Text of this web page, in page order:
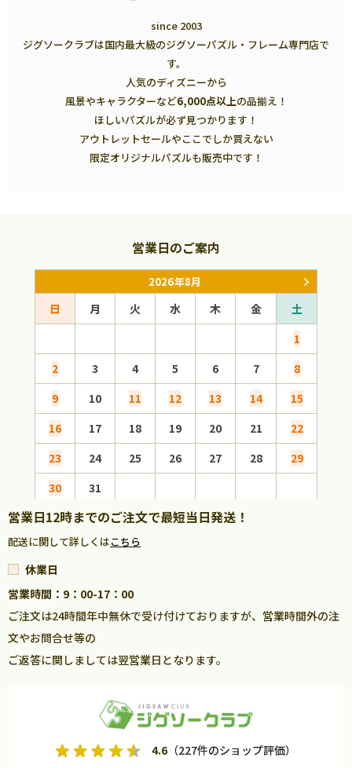
since 2003
ジグソークラブは国内最大級のジグソーパズル・フレーム専門店で
す。
人気のディズニーから
風景やキャラクターなど6,000点以上の品揃え！
ほしいパズルが必ず見つかります！
アウトレットセールやここでしか買えない
限定オリジナルパズルも販売中です！
営業日のご案内
2026年8月
日 月 火 水 木 金
土
1
2
3 4 5 6 7
8
9
10 11 12 13 14
15
16
17 18 19 20 21
22
23
24 25 26 27 28
29
30
31
営業日12時までのご注文で最短当日発送！
配送に関して詳しくはこちら
休業日
営業時間：9：00-17：00
ご注文は24時間年中無休で受け付けておりますが、営業時間外の注
文やお問合せ等の
ご返答に関しましては翌営業日となります。
4.6 （227件のショップ評価）